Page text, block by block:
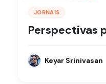
JORNAIS
Perspectivas
Keyar Srinivasan